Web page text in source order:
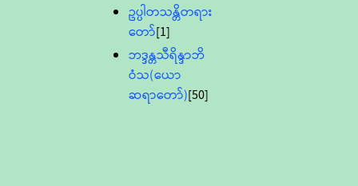
ဥပ္ပါတသန္တိတရား
တော်[1]
ဘဒ္ဒန္တသီရိန္ဒာဘိ
ဝံသ(ယော
ဆရာတော်)[50]